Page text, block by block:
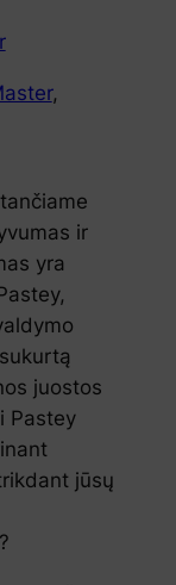
ir
yra
juostos
Pastey
jūsų